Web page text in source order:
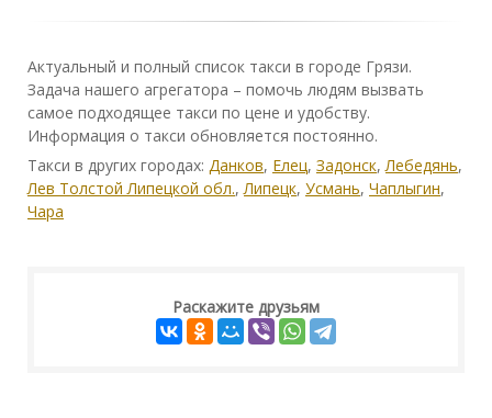
Актуальный и полный список такси в городе Грязи.
Задача нашего агрегатора – помочь людям вызвать
самое подходящее такси по цене и удобству.
Информация о такси обновляется постоянно.
Такси в других городах: Данков, Елец, Задонск,Лебедянь,
Лев Толстой Липецкой обл.,Липецк, Усмань, Чаплыгин,
Чара
Раскажите друзьям